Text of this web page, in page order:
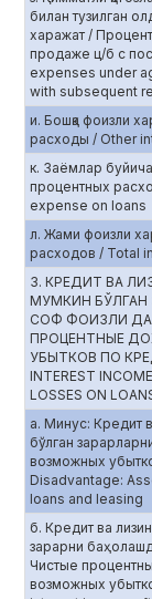
билан тузилган
харажат /
продаже ц/б с
expenses under
with subsequent
и. Бошқа фоизли
расходы / Other
к. Заёмлар
процентных
expense on loans
л. Жами фоизли
расходов / Total
3. КРЕДИТ ВА
МУМКИН БЎЛГАН
СОФ ФОИЗЛИ
ПРОЦЕНТНЫЕ
УБЫТКОВ ПО
INTEREST
LOSSES ON
а. Минус: Кредит
бўлган
возможных
Disadvantage:
loans and leasing
б. Кредит ва
зарарни
Чистые
возможных